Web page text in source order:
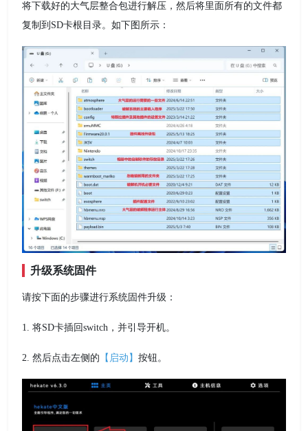
将下载好的大气层整合包进行解压，然后将里面所有的文件都
复制到SD卡根目录。如下图所示：
升级系统固件
请按下面的步骤进行系统固件升级：
1. 将SD卡插回switch，并引导开机。
2. 然后点击左侧的 【启动】 按钮。